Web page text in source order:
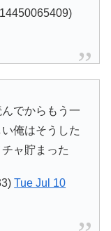
でからもう一
俺はそうした
ャ貯まった
Tue Jul 10